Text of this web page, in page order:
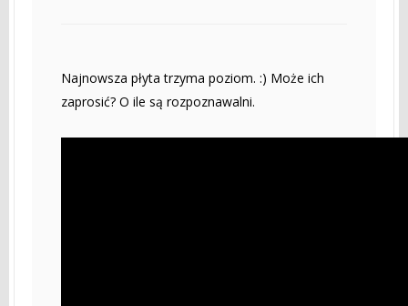
Najnowsza płyta trzyma poziom. :) Może ich
zaprosić? O ile są rozpoznawalni.